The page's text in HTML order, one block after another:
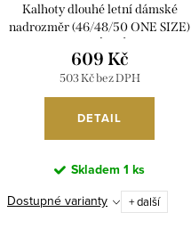
Kalhoty dlouhé letní dámské
nadrozměr (46/48/50 ONE SIZE)
IMD26097/DUR
503 Kč bez DPH
609 Kč
DETAIL
Skladem 1 ks
Dostupné varianty
+ další